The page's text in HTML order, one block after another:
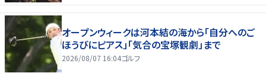
オープンウィークは河本結の海から「自分へのご
ほうびにピアス」「気合の宝塚観劇」まで
2026/08/07 16:04ゴルフ